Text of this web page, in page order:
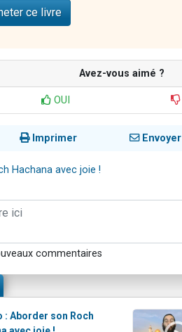
ce livre
Avez-vous aimé ?
OUI
Imprimer Envoyer
Hachana avec joie !
commentaires
: Aborder son Roch